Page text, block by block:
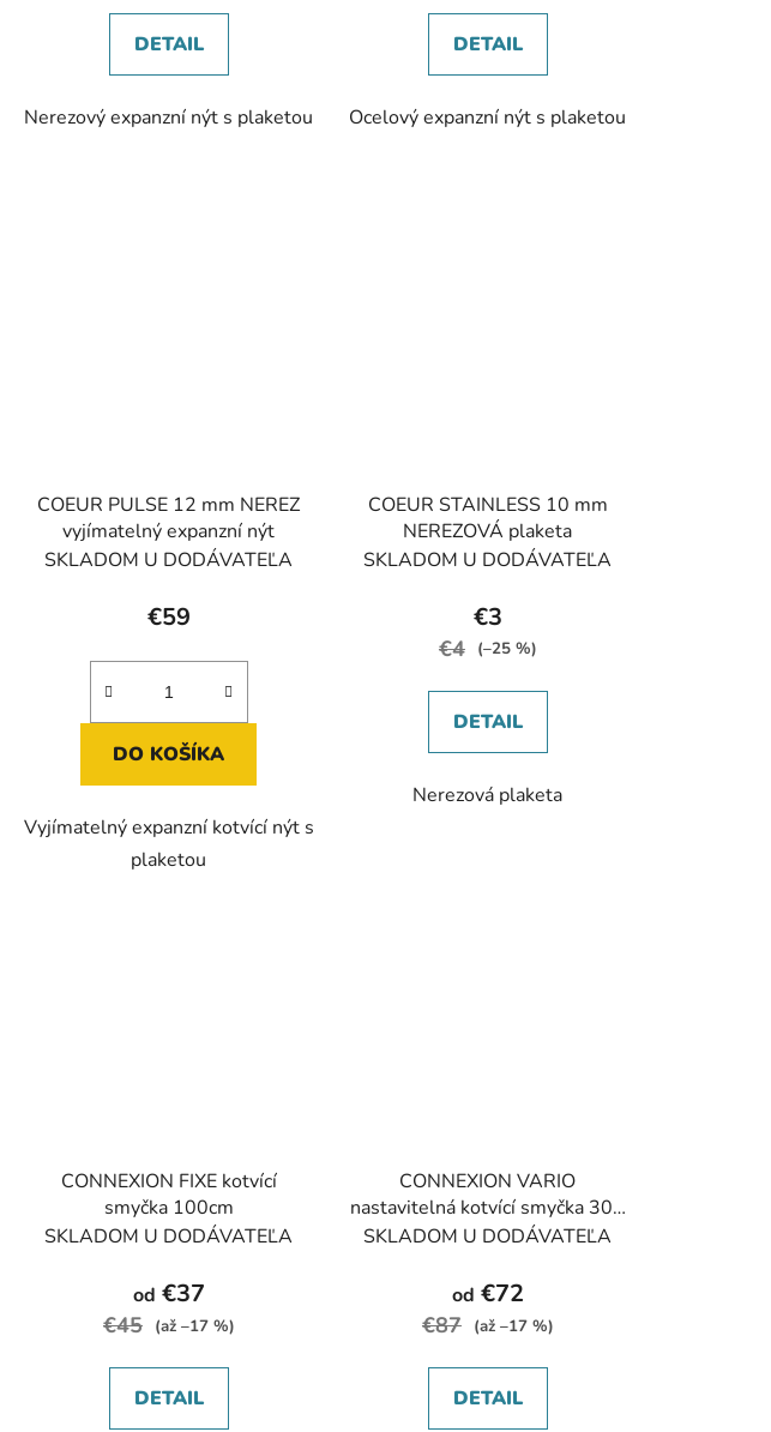
DETAIL
Nerezový expanzní nýt s plaketou
DETAIL
Ocelový expanzní nýt s plaketou
COEUR PULSE 12 mm NEREZ
vyjímatelný expanzní nýt
SKLADOM U DODÁVATEĽA
€59
DO KOŠÍKA
Vyjímatelný expanzní kotvící nýt s
plaketou
COEUR STAINLESS 10 mm
NEREZOVÁ plaketa
SKLADOM U DODÁVATEĽA
€3
€4 (–25 %)
DETAIL
Nerezová plaketa
CONNEXION FIXE kotvící
smyčka 100cm
SKLADOM U DODÁVATEĽA
od €37
€45 (až –17 %)
DETAIL
CONNEXION VARIO
nastavitelná kotvící smyčka 30 -
200cm
SKLADOM U DODÁVATEĽA
od €72
€87 (až –17 %)
DETAIL